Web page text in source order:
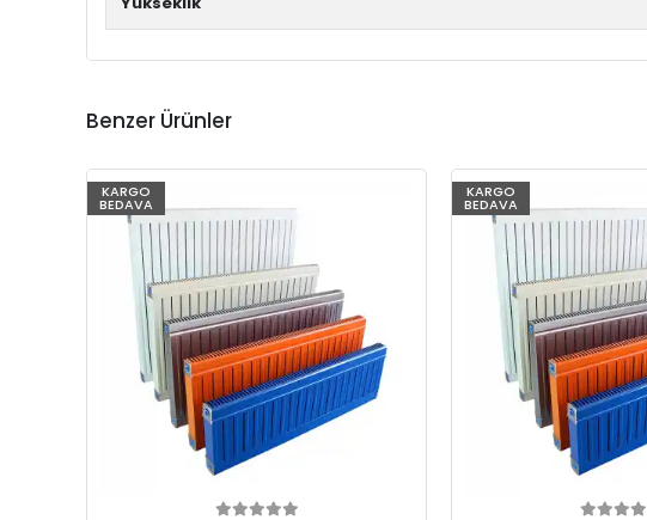
Benzer Ürünler
KARGO
BEDAVA
KARGO
BEDAVA